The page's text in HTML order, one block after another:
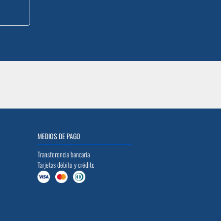
MEDIOS DE PAGO
Transferencia bancaria
Tarjetas débito y crédito